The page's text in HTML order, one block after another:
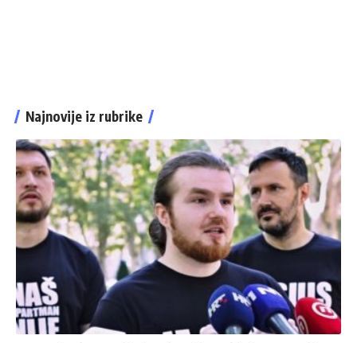
Najnovije iz rubrike